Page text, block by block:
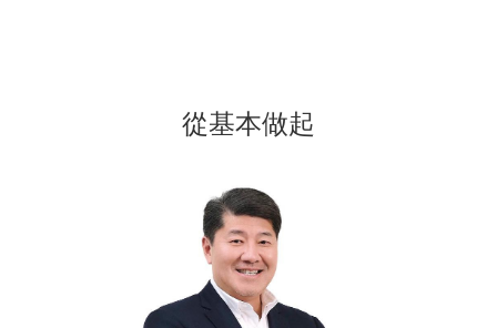
從基本做起